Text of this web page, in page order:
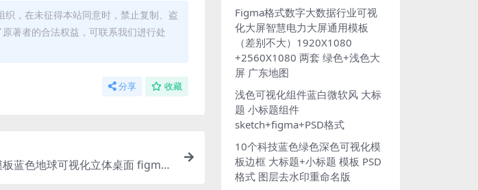
，在未征得本站同意时，禁止复制、盗
著者的合法权益，可联系我们进行处
分享 收藏
蓝色地球可视化立体桌面 figma
Figma格式数字大数据行业可视
化大屏智慧电力大屏通用模板
（差别不大）1920X1080
+2560X1080 两套 绿色+浅色大
屏 广东地图
浅色可视化组件蓝白微软风 大标
题 小标题组件
sketch+figma+PSD格式
10个科技蓝色绿色深色可视化模
板边框 大标题+小标题 模板 PSD
格式 图层去水印重命名版